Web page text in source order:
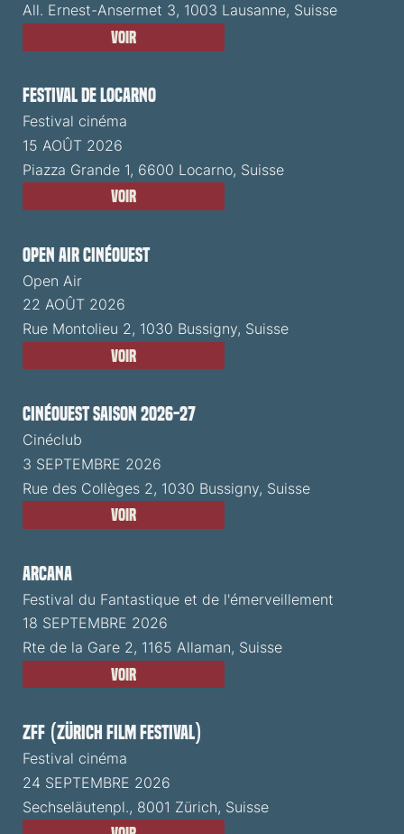
All. Ernest-Ansermet 3, 1003 Lausanne, Suisse
Voir
Festival de Locarno
Festival cinéma
15 AOÛT 2026
Piazza Grande 1, 6600 Locarno, Suisse
Voir
Open Air CinéOuest
Open Air
22 AOÛT 2026
Rue Montolieu 2, 1030 Bussigny, Suisse
Voir
CinéOuest Saison 2026-27
Cinéclub
3 SEPTEMBRE 2026
Rue des Collèges 2, 1030 Bussigny, Suisse
Voir
ARCANA
Festival du Fantastique et de l'émerveillement
18 SEPTEMBRE 2026
Rte de la Gare 2, 1165 Allaman, Suisse
Voir
ZFF (Zürich Film Festival)
Festival cinéma
24 SEPTEMBRE 2026
Sechseläutenpl., 8001 Zürich, Suisse